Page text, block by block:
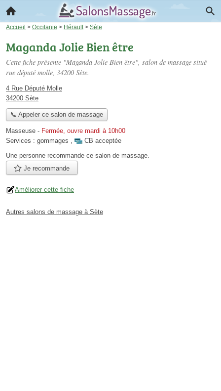
Accueil > Occitanie > Hérault > Sète
Maganda Jolie Bien être
Cette fiche présente "Maganda Jolie Bien être", salon de massage situé
rue député molle, 34200 Sète.
4 Rue Député Molle
34200 Sète
📞 Appeler ce salon de massage
Masseuse - Fermée, ouvre mardi à 10h00
Services : gommages ,
CB acceptée
Une personne recommande ce salon de massage.
Je recommande
Améliorer cette fiche
Autres salons de massage à Sète